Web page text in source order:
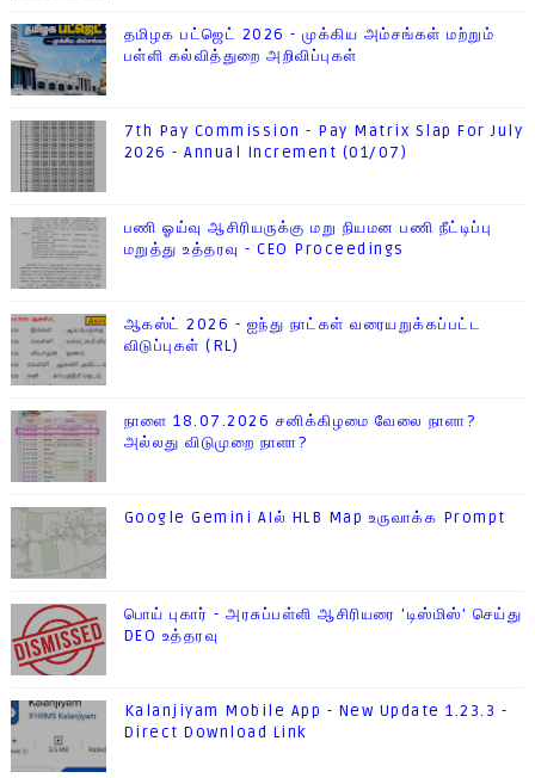
தமிழக பட்ஜெட் 2026 - முக்கிய அம்சங்கள் மற்றும்
பள்ளி கல்வித்துறை அறிவிப்புகள்
7th Pay Commission - Pay Matrix Slap For July
2026 - Annual Increment (01/07)
பணி ஓய்வு ஆசிரியருக்கு மறு நியமன பணி நீட்டிப்பு
மறுத்து உத்தரவு - CEO Proceedings
ஆகஸ்ட் 2026 - ஐந்து நாட்கள் வரையறுக்கப்பட்ட
விடுப்புகள் (RL)
நாளை 18.07.2026 சனிக்கிழமை வேலை நாளா?
அல்லது விடுமுறை நாளா?
Google Gemini AIல் HLB Map உருவாக்க Prompt
பொய் புகார் - அரசுப்பள்ளி ஆசிரியரை 'டிஸ்மிஸ்' செய்து
DEO உத்தரவு
Kalanjiyam Mobile App - New Update 1.23.3 -
Direct Download Link